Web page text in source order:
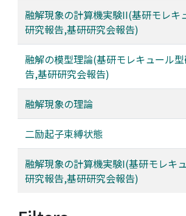
融解現象の計算機実験II(基研モレキ
研究報告,基研研究会報告)
融解の模型理論(基研モレキュール
告,基研研究会報告)
融解現象の理論
二励起子束縛状態
融解現象の計算機実験I(基研モレキ
研究報告,基研研究会報告)